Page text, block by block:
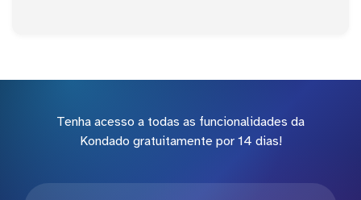
Tenha acesso a todas as funcionalidades da
Kondado gratuitamente por 14 dias!